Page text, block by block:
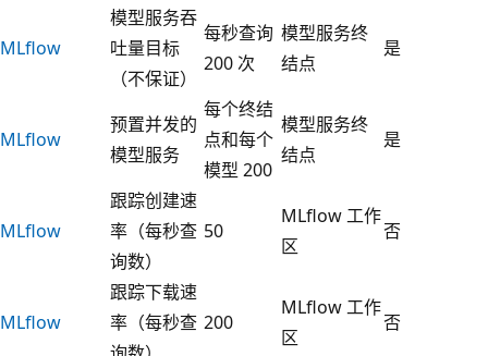
MLflow
模型服务吞
吐量目标
（不保证）
每秒查询
200 次
模型服务终
结点
是
MLflow
预置并发的
模型服务
每个终结
点和每个
模型 200
模型服务终
结点
是
MLflow
跟踪创建速
率（每秒查
询数）
50
MLflow 工作
区
否
MLflow
跟踪下载速
率（每秒查 200
MLflow 工作
区
否